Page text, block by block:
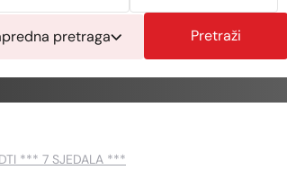
pretraga Pretraži
*** 7 SJEDALA ***